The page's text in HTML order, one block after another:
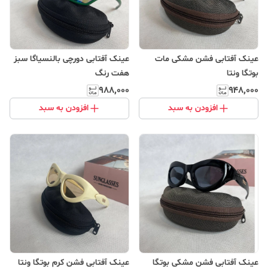
عینک آفتابی فشن مشکی مات
بوتگا ونتا
۹۴۸٬۰۰۰
افزودن به سبد
عینک آفتابی دورچی بالنسیاگا سبز
هفت رنگ
۹۸۸٬۰۰۰
افزودن به سبد
عینک آفتابی فشن مشکی بوتگا
عینک آفتابی فشن کرم بوتگا ونتا